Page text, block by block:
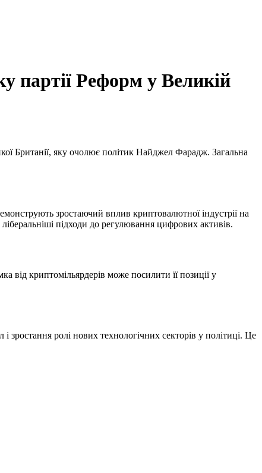
партії Реформ у Великій
Британії, яку очолює політик Найджел Фарадж. Загальна
зростаючий вплив криптовалютної індустрії на
підходи до регулювання цифрових активів.
від криптомільярдерів може посилити її позиції у
ролі нових технологічних секторів у політиці. Це